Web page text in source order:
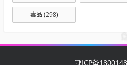
毒品 (298)
鄂ICP备